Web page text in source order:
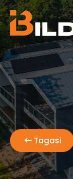
Tagasi